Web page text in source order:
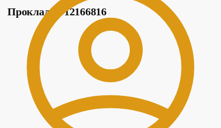
Прокладка 12166816